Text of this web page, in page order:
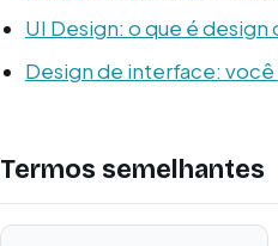
UI Design: o que é
Design de interface: você
Termos semelhantes